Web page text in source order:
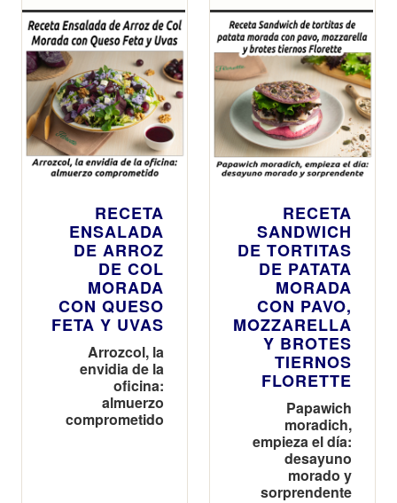
RECETA
ENSALADA
DE ARROZ
DE COL
MORADA
CON QUESO
FETA Y UVAS
Arrozcol, la
envidia de la
oficina:
almuerzo
comprometido
RECETA
SANDWICH
DE TORTITAS
DE PATATA
MORADA
CON PAVO,
MOZZARELLA
Y BROTES
TIERNOS
FLORETTE
Papawich
moradich,
empieza el día:
desayuno
morado y
sorprendente